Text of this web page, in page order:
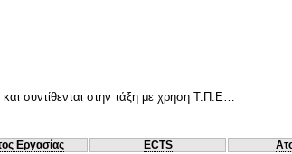
συντίθενται στην τάξη με χρηση Τ.Π.Ε…
Εργασίας ECTS